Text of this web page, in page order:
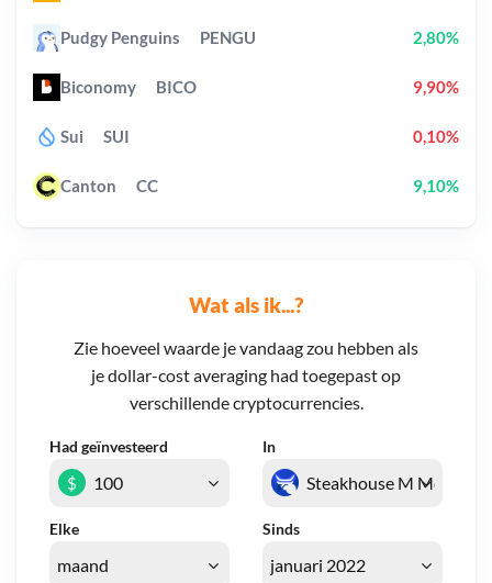
Wat als ik...?
Zie hoeveel waarde je vandaag zou hebben als
je dollar-cost averaging had toegepast op
verschillende cryptocurrencies.
Had geïnvesteerd In
Elke Sinds
$
Pudgy Penguins PENGU 2,80%
Biconomy BICO 9,90%
Sui SUI 0,10%
Canton CC 9,10%